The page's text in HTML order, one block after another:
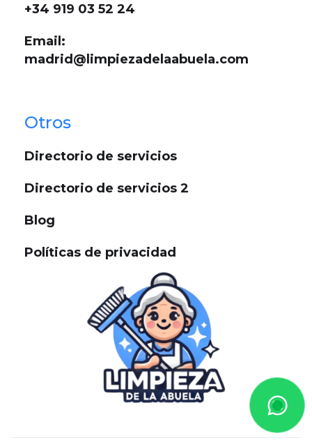
+34 919 03 52 24
Email:
madrid@limpiezadelaabuela.com
Otros
Directorio de servicios
Directorio de servicios 2
Blog
Políticas de privacidad